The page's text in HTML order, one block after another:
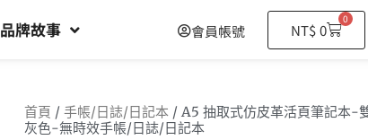
品牌故事 會員帳號 NT$0
0
購
物
首頁 / 手帳/日誌/日記本 / A5 抽取式仿皮革活頁筆記本-
灰色-無時效手帳/日誌/日記本